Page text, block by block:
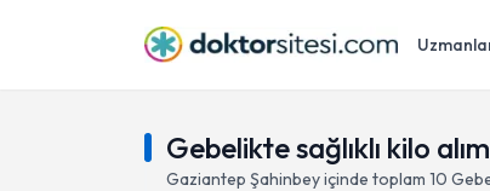
Gebelikte sağlıklı kilo
Gaziantep Şahinbeyiçinde toplam 10